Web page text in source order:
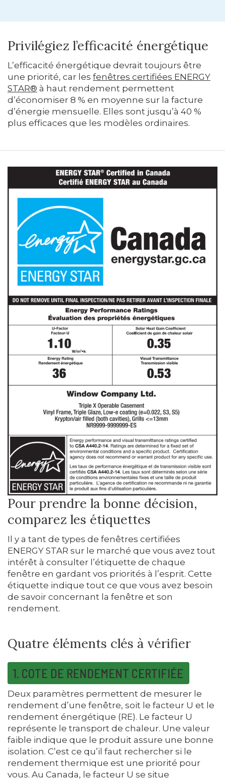
Privilégiez l’efficacité énergétique
L’efficacité énergétique devrait toujours être
une priorité, car les fenêtres certifiées ENERGY
STAR® à haut rendement permettent
d’économiser 8 % en moyenne sur la facture
d’énergie mensuelle. Elles sont jusqu’à 40 %
plus efficaces que les modèles ordinaires.
Pour prendre la bonne décision,
comparez les étiquettes
Il y a tant de types de fenêtres certifiées
ENERGY STAR sur le marché que vous avez tout
intérêt à consulter l’étiquette de chaque
fenêtre en gardant vos priorités à l’esprit. Cette
étiquette indique tout ce que vous avez besoin
de savoir concernant la fenêtre et son
rendement.
Quatre éléments clés à vérifier
1. COTE DE RENDEMENT CERTIFIÉE
Deux paramètres permettent de mesurer le
rendement d’une fenêtre, soit le facteur U et le
rendement énergétique (RE). Le facteur U
représente le transport de chaleur. Une valeur
faible indique que le produit assure une bonne
isolation. C’est ce qu’il faut rechercher si le
rendement thermique est une priorité pour
vous. Au Canada, le facteur U se situe